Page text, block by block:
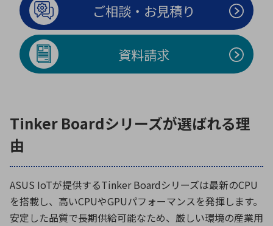
半導体・電子部品小ロット
ご相談・お見積り
資料請求
Tinker Boardシリーズが選ばれる理
由
ASUS IoTが提供するTinker Boardシリーズは最新のCPU
を搭載し、高いCPUやGPUパフォーマンスを発揮します。
安定した品質で長期供給可能なため、厳しい環境の産業用